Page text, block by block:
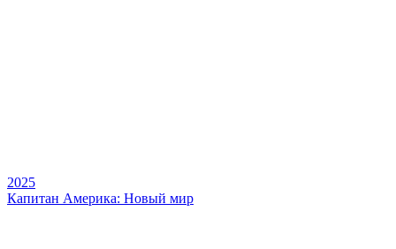
2025
Капитан Америка: Новый мир